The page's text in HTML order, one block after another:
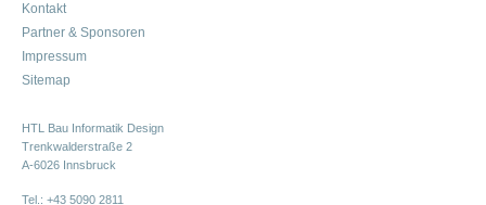
Kontakt
Partner & Sponsoren
Impressum
Sitemap
HTL Bau Informatik Design
Trenkwalderstraße 2
A-6026 Innsbruck
Tel.: +43 5090 2811